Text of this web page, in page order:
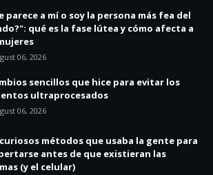
parece a mí o soy la persona más fea del
qué es la fase lútea y cómo afecta a
06, 2026
sencillos que hice para evitar los
ultraprocesados
06, 2026
métodos que usaba la gente para
antes de que existieran las
(y el celular)